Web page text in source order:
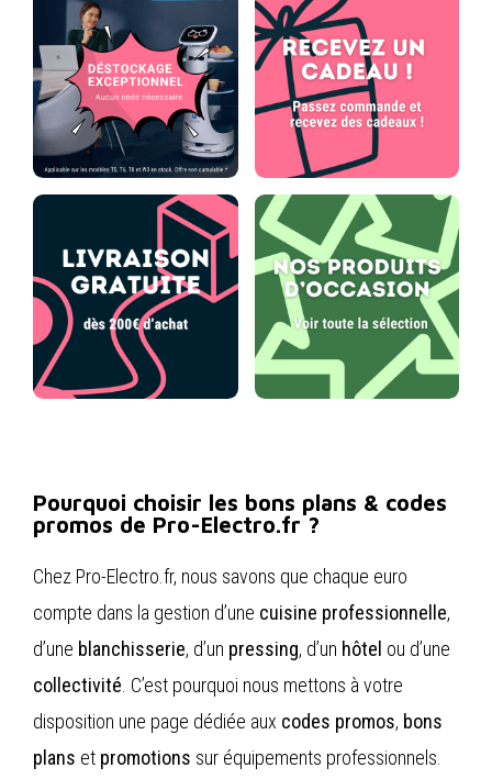
Pourquoi choisir les bons plans & codes
promos de Pro-Electro.fr ?
Chez Pro-Electro.fr, nous savons que chaque euro
compte dans la gestion d’une cuisine professionnelle,
d’une blanchisserie, d’un pressing, d’un hôtel ou d’une
collectivité. C’est pourquoi nous mettons à votre
disposition une page dédiée aux codes promos, bons
plans et promotions sur équipements professionnels.